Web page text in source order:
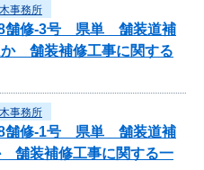
事務所
舗修-3号 県単 舗装道補
舗装補修工事に関する
事務所
舗修-1号 県単 舗装道補
装補修工事に関する一